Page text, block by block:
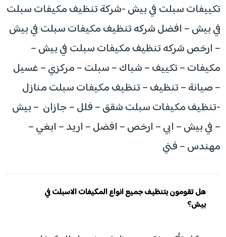
تكييفات سبلت في بيش -شركة تنظيف مكيفات سبلت
في بيش – افضل شركه تنظيف مكيفات سبلت في بيش
– ارخص شركه تنظيف مكيفات سبلت في بيش –
مكيفات – تكييف – شباك – سبلت – مركزي – غسيل
– صيانة – تنظيف – تنظيف مكيفات سبلت منازل
-تنظيف مكيفات سبلت شقق – فلل – جازان – بيش
– في بيش – ابي – ارخص – افضل – اريد – ابغي –
مهندس – فني
هل تقومون بتنظيف جميع انواع المكيفات الاسبلت في
بيش؟